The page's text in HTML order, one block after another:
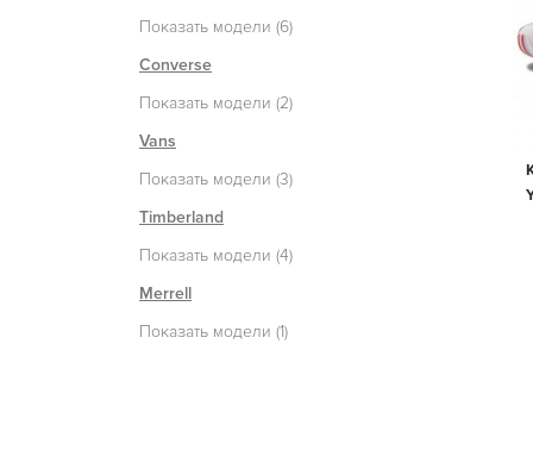
Показать модели (6)
Converse
Показать модели (2)
Vans
Показать модели (3)
Timberland
Показать модели (4)
Merrell
Показать модели (1)